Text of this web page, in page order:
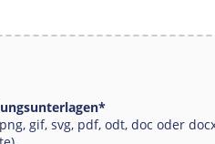
*
gif, svg, pdf, odt, doc oder